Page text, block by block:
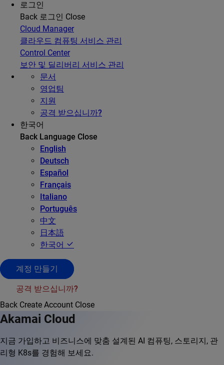
로그인
Back 로그인 Close
Cloud Manager
클라우드 컴퓨팅 서비스 관리
Control Center
보안 및 딜리버리 서비스 관리
문서
영업팀
지원
공격 받으십니까?
한국어
Back Language Close
English
Deutsch
Español
Français
Italiano
Português
中文
日本語
한국어
계정 만들기
공격 받으십니까?
Back Create Account Close
Akamai Cloud
지금 가입하고 비즈니스에 맞춤 설계된 AI 컴퓨팅, 스토리지, 관
리형 K8s를 경험해 보세요.